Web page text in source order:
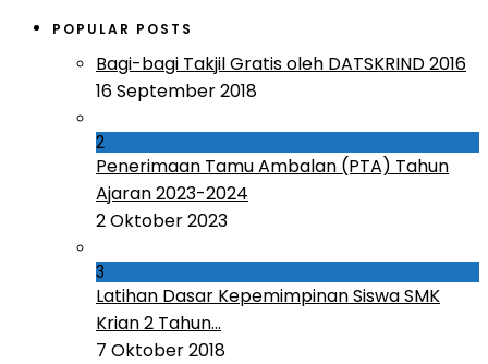
POPULAR POSTS
Bagi-bagi Takjil Gratis oleh DATSKRIND 2016
16 September 2018
2
Penerimaan Tamu Ambalan (PTA) Tahun
Ajaran 2023-2024
2 Oktober 2023
3
Latihan Dasar Kepemimpinan Siswa SMK
Krian 2 Tahun...
7 Oktober 2018